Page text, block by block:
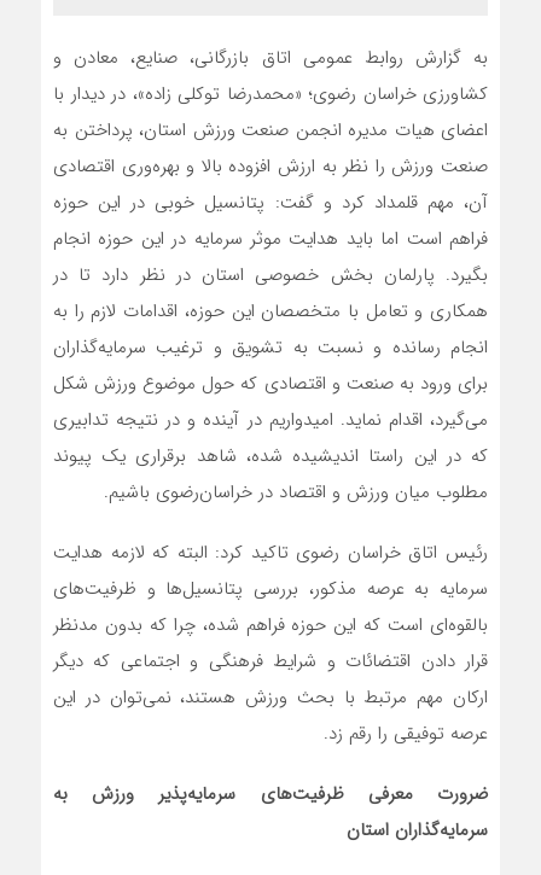
به گزارش روابط عمومی اتاق بازرگانی، صنایع، معادن و
کشاورزی خراسان رضوی؛ «محمدرضا توکلی زاده»، در دیدار با
اعضای هیات مدیره انجمن صنعت ورزش استان، پرداختن به
صنعت ورزش را نظر به ارزش افزوده بالا و بهره‌وری اقتصادی
آن، مهم قلمداد کرد و گفت: پتانسیل خوبی در این حوزه
فراهم است اما باید هدایت موثر سرمایه در این حوزه انجام
بگیرد. پارلمان بخش خصوصی استان در نظر دارد تا در
همکاری و تعامل با متخصصان این حوزه، اقدامات لازم را به
انجام رسانده و نسبت به تشویق و ترغیب سرمایه‌گذاران
برای ورود به صنعت و اقتصادی که حول موضوع ورزش شکل
می‌گیرد، اقدام نماید. امیدواریم در آینده و در نتیجه تدابیری
که در این راستا اندیشیده شده، شاهد برقراری یک پیوند
مطلوب میان ورزش و اقتصاد در خراسان‌رضوی باشیم.
رئیس اتاق خراسان رضوی تاکید کرد: البته که لازمه هدایت
سرمایه به عرصه مذکور، بررسی پتانسیل‌ها و ظرفیت‌های
بالقوه‌ای است که این حوزه فراهم شده، چرا که بدون مدنظر
قرار دادن اقتضائات و شرایط فرهنگی و اجتماعی که دیگر
ارکان مهم مرتبط با بحث ورزش هستند، نمی‌توان در این
عرصه توفیقی را رقم زد.
ضرورت معرفی ظرفیت‌های سرمایه‌‌پذیر ورزش به
سرمایه‌گذاران استان